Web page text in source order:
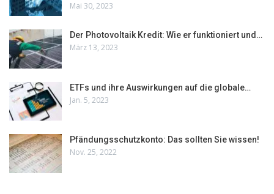
Mai 30, 2023
Der Photovoltaik Kredit: Wie er funktioniert und…
März 13, 2023
ETFs und ihre Auswirkungen auf die globale…
Jan. 5, 2023
Pfändungsschutzkonto: Das sollten Sie wissen!
Nov. 25, 2022